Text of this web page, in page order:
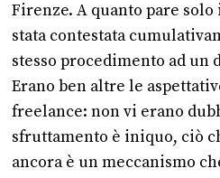
Firenze. A quanto pare
stata contestata
stesso procedimento ad un
Erano ben altre le
freelance: non vi erano
sfruttamento è iniquo, ciò
ancora è un meccanismo